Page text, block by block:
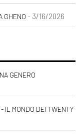
di
GHENO - 3/16/2026
GENERO
IL MONDO DEI TWENTY